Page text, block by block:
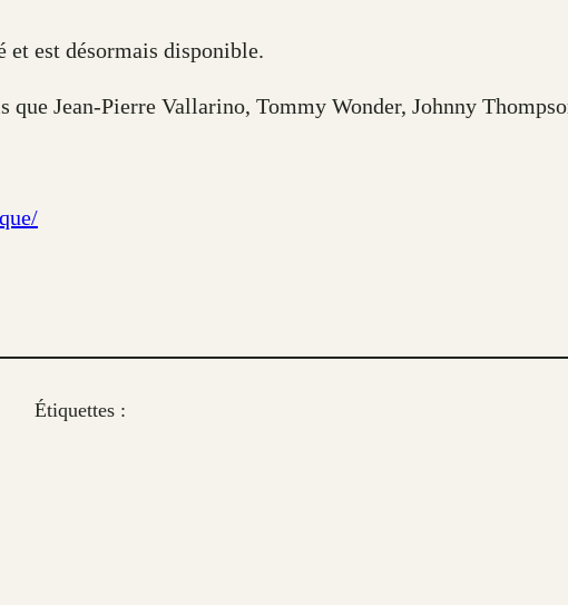
et est désormais disponible.
Jean-Pierre Vallarino, Tommy Wonder, Johnny
Étiquettes :